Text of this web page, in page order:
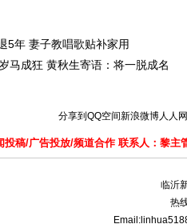
5年 妻子教唱歌贴补家用
马成狂 黄秋生寄语：将一脱成名
分享到 QQ空间新浪微博人人网
稿/广告投放/频道合作 联系人：黎主
临沂
热